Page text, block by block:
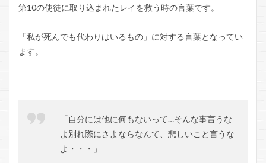
第10の使徒に取り込まれたレイを救う時の言葉です。
「私が死んでも代わりはいるもの」に対する言葉となってい
ます。
「自分には他に何もないって…そんな事言うな
よ別れ際にさよならなんて、悲しいこと言うな
よ・・・」